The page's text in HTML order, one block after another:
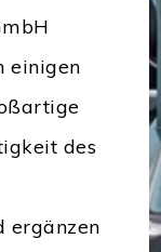
einigen
des
ergänzen